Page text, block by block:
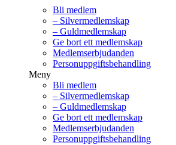
Bli medlem
– Silvermedlemskap
– Guldmedlemskap
Ge bort ett medlemskap
Medlemserbjudanden
Personuppgiftsbehandling
Meny
Bli medlem
– Silvermedlemskap
– Guldmedlemskap
Ge bort ett medlemskap
Medlemserbjudanden
Personuppgiftsbehandling